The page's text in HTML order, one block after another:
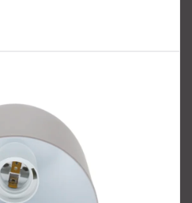
Nordlux Alton
Oja
Nordlux Ellen
Nordlux Landon